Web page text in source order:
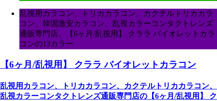
乱視用カラコン、トリカカラコン、カクテルトリカカラ
コン、韓国激安カラコン、乱視カラーコンタクトレンズ
通販専門店、【6ヶ月/乱視用】 クララ バイオレットカラ
コンの13カラー
【6ヶ月/乱視用】 クララ バイオレットカラコン
乱視用カラコン、トリカカラコン、カクテルトリカカラコン、
乱視カラーコンタクトレンズ通販専門店の【6ヶ月/乱視用】 ク